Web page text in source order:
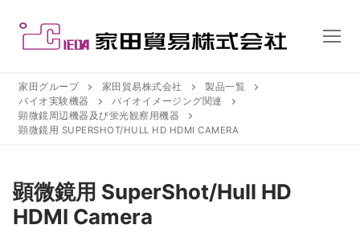
家田グループ 家田貿易株式会社
製品一覧
バイオ実験機器
バイオイメージング関連
顕微鏡周辺機器及び蛍光観察用機器
顕微鏡用 SUPERSHOT/HULL HD HDMI CAMERA
顕微鏡用 SuperShot/Hull HD
HDMI Camera